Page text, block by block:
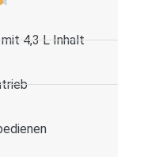
4,3 L Inhalt